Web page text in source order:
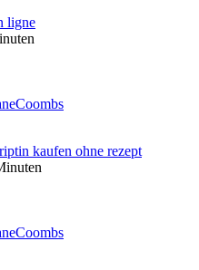
ligne
kaufen ohne rezept